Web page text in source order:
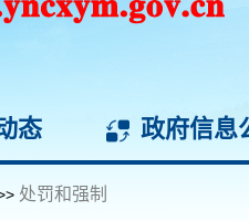
态 政府信息
处罚和强制